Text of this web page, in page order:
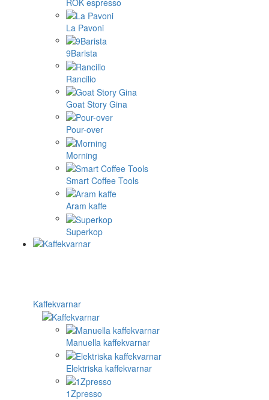
La Pavoni
9Barista
Rancilio
Goat Story Gina
Pour-over
Morning
Smart Coffee Tools
Aram kaffe
Superkop
Kaffekvarnar
Manuella kaffekvarnar
Elektriska kaffekvarnar
1Zpresso